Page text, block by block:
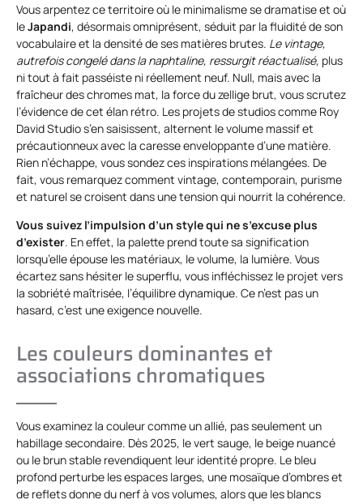
Vous arpentez ce territoire où le minimalisme se dramatise et où
leJapandi, désormais omniprésent, séduit par la fluidité de son
vocabulaire et la densité de ses matières brutes. Le vintage,
autrefois congelé dans la naphtaline, ressurgit réactualisé, plus
ni tout à fait passéiste ni réellement neuf. Null, mais avec la
fraîcheur des chromes mat, la force du zellige brut, vous scrutez
l’évidence de cet élan rétro. Les projets de studios comme Roy
David Studio s’en saisissent, alternent le volume massif et
précautionneux avec la caresse enveloppante d’une matière.
Rien n’échappe, vous sondez ces inspirations mélangées. De
fait, vous remarquez comment vintage, contemporain, purisme
et naturel se croisent dans une tension qui nourrit la cohérence.
Vous suivez l’impulsion d’un style qui ne s’excuse plus
d’exister. En effet, la palette prend toute sa signification
lorsqu’elle épouse les matériaux, le volume, la lumière. Vous
écartez sans hésiter le superflu, vous infléchissez le projet vers
la sobriété maîtrisée, l’équilibre dynamique. Ce n’est pas un
hasard, c’est une exigence nouvelle.
Les couleurs dominantes et
associations chromatiques
Vous examinez la couleur comme un allié, pas seulement un
habillage secondaire. Dès 2025, le vert sauge, le beige nuancé
ou le brun stable revendiquent leur identité propre. Le bleu
profond perturbe les espaces larges, une mosaïque d’ombres et
de reflets donne du nerf à vos volumes, alors que les blancs